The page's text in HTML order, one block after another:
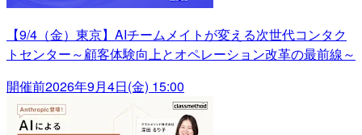
【9/4（金）東京】AIチームメイトが変える次世代コンタク
トセンター～顧客体験向上とオペレーション改革の最前線～
開催前2026年9月4日(金) 15:00